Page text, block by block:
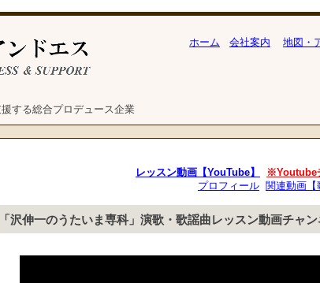
する総合プロデュース企業
ホーム 会社案内 地図・
レッスン動画【YouTube】
※Youtube
プロフィール 関連動画【
「沢伸一のうたいま専科」演歌・歌謡曲レッスン動画チャ